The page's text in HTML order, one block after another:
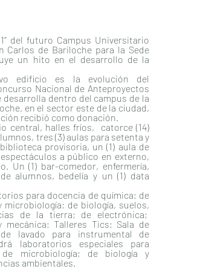
del futuro Campus Universitario
Carlos de Bariloche para la Sede
un hito en el desarrollo de la
edificio es la evolución del
Nacional de Anteproyectos
desarrolla dentro del campus de la
en el sector este de la ciudad,
recibió como donación.
central, halles fríos, catorce (14)
tres (3) aulas para setenta y
provisoria, un (1) aula de
a público en externo,
Un (1) bar-comedor, enfermería,
alumnos, bedelía y un (1) data
para docencia de química; de
microbiología; de biología, suelos,
de la tierra; de electrónica;
Talleres Tics; Sala de
lavado para instrumental de
laboratorios especiales para
microbiología; de biología y
ambientales.